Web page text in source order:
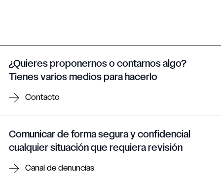
¿Quieres proponernos o contarnos algo?
Tienes varios medios para hacerlo
Contacto
Comunicar de forma segura y confidencial
cualquier situación que requiera revisión
Canal de denuncias